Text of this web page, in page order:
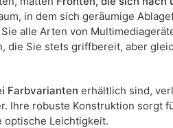
der Materialeigenschaften sind
in dem sich geräumige
alle Arten von
die Sie stets griffbereit, aber
Farbvarianten erhältlich sind,
Ihre robuste Konstruktion sorgt
optische Leichtigkeit.